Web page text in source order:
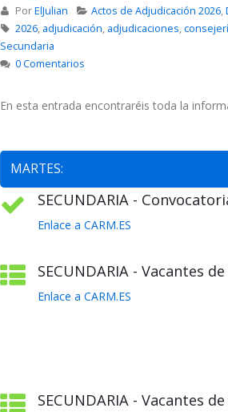
PorElJulian Actos de Adjudicación 2026,
2026, adjudicación, adjudicaciones,
Secundaria
0 Comentarios
En esta entrada encontraréis toda la
MARTES:
SECUNDARIA -
Enlace a CARM.ES
SECUNDARIA - Vacantes
Enlace a CARM.ES
SECUNDARIA - Vacantes